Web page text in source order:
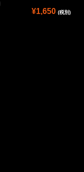
¥1,650 (税別)